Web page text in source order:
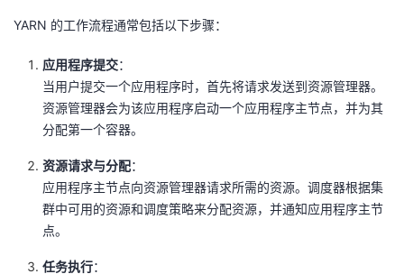
YARN 的工作流程通常包括以下步骤：
应用程序提交：
当用户提交一个应用程序时，首先将请求发送到资源管理器。
资源管理器会为该应用程序启动一个应用程序主节点，并为其
分配第一个容器。
资源请求与分配：
应用程序主节点向资源管理器请求所需的资源。调度器根据集
群中可用的资源和调度策略来分配资源，并通知应用程序主节
点。
任务执行：